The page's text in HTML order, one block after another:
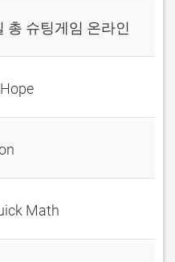
총 슈팅게임 온라인
Math